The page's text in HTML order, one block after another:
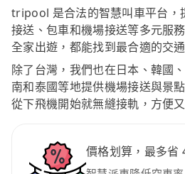
tripool 是合法的智慧叫車平台，
接送、包車和機場接送等多元服
全家出遊，都能找到最合適的交
除了台灣，我們也在日本、韓國
南和泰國等地提供機場接送與景
從下飛機開始就無縫接軌，方便
價格划算，最多省